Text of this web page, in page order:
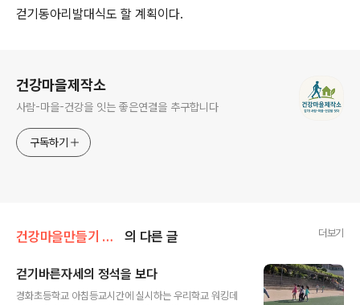
걷기동아리발대식도 할 계획이다.
건강마을제작소
사람-마을-건강을 잇는 좋은연결을 추구합니다
구독하기
건강마을만들기 사업 의 다른 글 더보기
걷기바른자세의 정석을 보다
경화초등학교 아침등교시간에 실시하는 우리학교 워킹데